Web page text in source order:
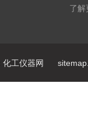
了解
化工仪器网